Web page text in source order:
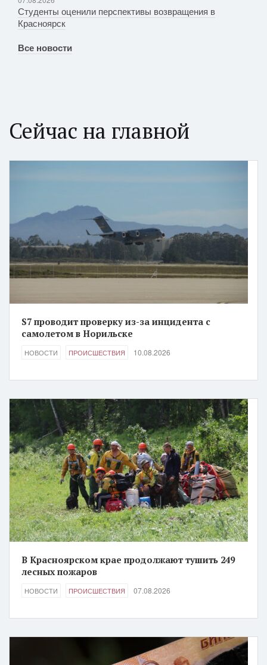
Студенты оценили перспективы возвращения в
Красноярск
Все новости
Сейчас на главной
S7 проводит проверку из-за инцидента с
самолетом в Норильске
НОВОСТИ ПРОИСШЕСТВИЯ 10.08.2026
В Красноярском крае продолжают тушить 249
лесных пожаров
НОВОСТИ ПРОИСШЕСТВИЯ 07.08.2026